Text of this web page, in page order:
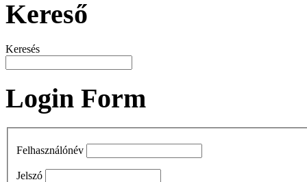
Kereső
Keresés
Login Form
Felhasználónév
Jelszó